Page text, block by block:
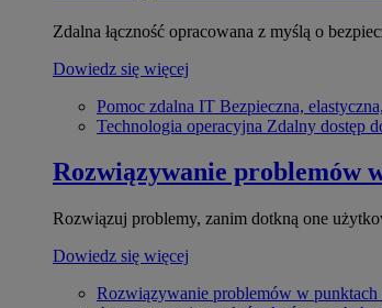
Zdalna łączność opracowana z myślą o
Dowiedz się więcej
Pomoc zdalna IT Bezpieczna,
Technologia operacyjna Zdalny dostęp
Rozwiązywanie problemów
Rozwiązuj problemy, zanim dotkną one
Dowiedz się więcej
Rozwiązywanie problemów w